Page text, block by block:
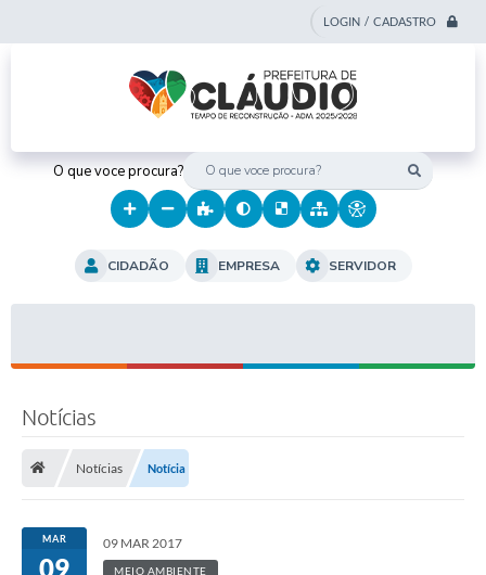
LOGIN / CADASTRO
O que voce procura?
CIDADÃO EMPRESA SERVIDOR
Notícias
Notícias Notícia
MAR
09
09 MAR 2017
MEIO AMBIENTE